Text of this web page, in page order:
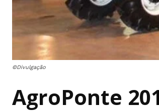
©Divulgação
AgroPonte